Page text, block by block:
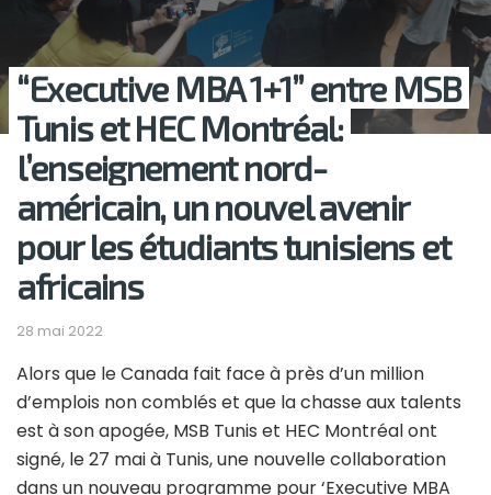
“Executive MBA 1+1” entre MSB
Tunis et HEC Montréal:
l’enseignement nord-
américain, un nouvel avenir
pour les étudiants tunisiens et
africains
28 mai 2022
Alors que le Canada fait face à près d’un million
d’emplois non comblés et que la chasse aux talents
est à son apogée, MSB Tunis et HEC Montréal ont
signé, le 27 mai à Tunis, une nouvelle collaboration
dans un nouveau programme pour ‘Executive MBA